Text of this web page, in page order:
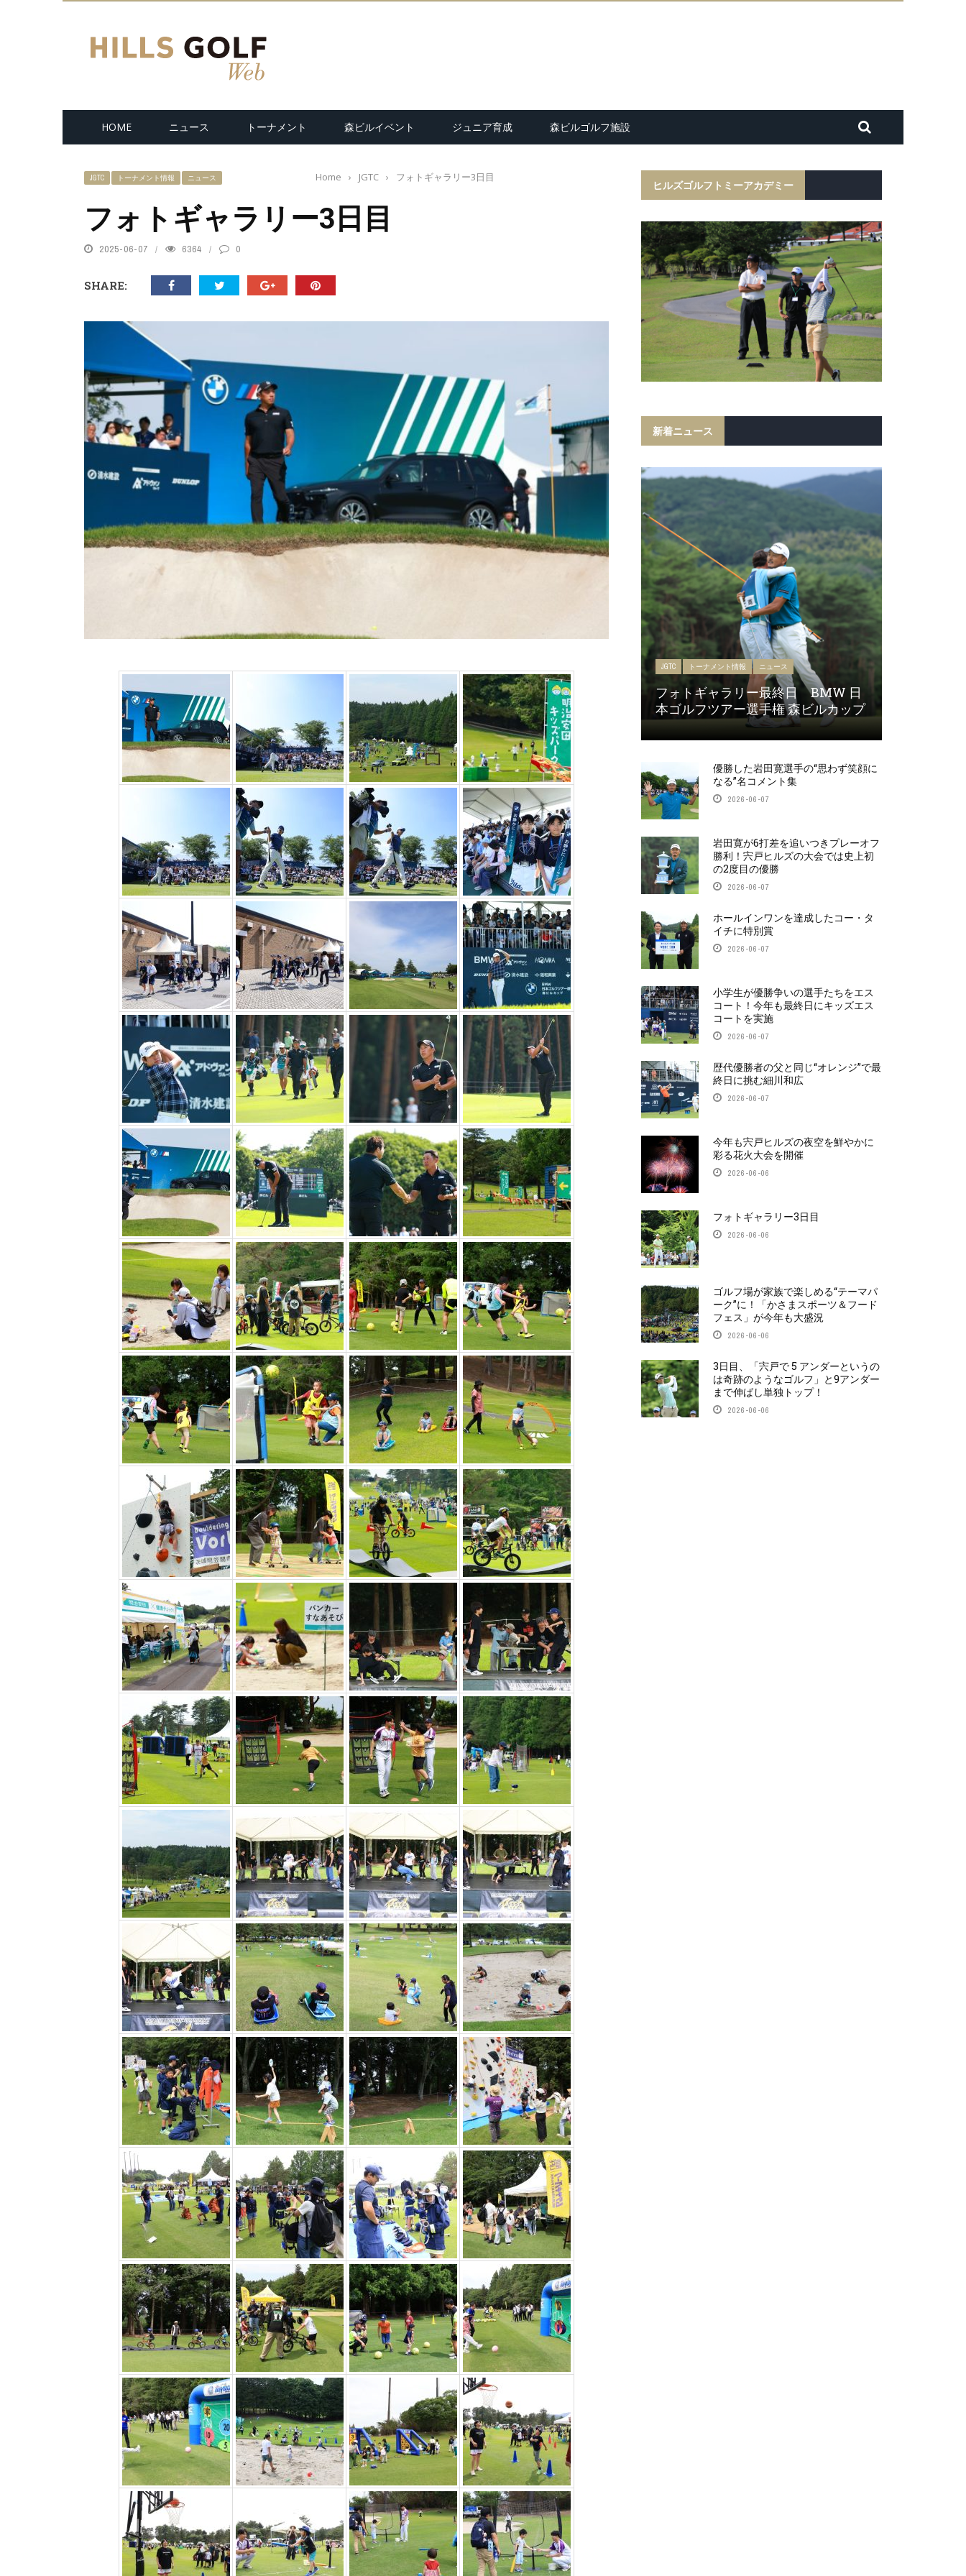
HOME ニュース トーナメント 森ビルイベント ジュニア育成 森ビルゴルフ施設
JGTC トーナメント情報 ニュース Home › JGTC › フォトギャラリー3日目
フォトギャラリー3日目
2025-06-07 6364 0
SHARE:
ヒルズゴルフトミーアカデミー
新着ニュース
JGTC トーナメント情報 ニュース
フォトギャラリー最終日 BMW 日
本ゴルフツアー選手権 森ビルカップ
優勝した岩田寛選手の“思わず笑顔に
なる”名コメント集
2026-06-07
岩田寛が6打差を追いつきプレーオフ
勝利！宍戸ヒルズの大会では史上初
の2度目の優勝
2026-06-07
ホールインワンを達成したコー・タ
イチに特別賞
2026-06-07
小学生が優勝争いの選手たちをエス
コート！今年も最終日にキッズエス
コートを実施
2026-06-07
歴代優勝者の父と同じ“オレンジ”で最
終日に挑む細川和広
2026-06-07
今年も宍戸ヒルズの夜空を鮮やかに
彩る花火大会を開催
2026-06-06
フォトギャラリー3日目
2026-06-06
ゴルフ場が家族で楽しめる“テーマパ
ーク”に！「かさまスポーツ＆フード
フェス」が今年も大盛況
2026-06-06
3日目、「宍戸で 5 アンダーというの
は奇跡のようなゴルフ」と9アンダー
まで伸ばし単独トップ！
2026-06-06